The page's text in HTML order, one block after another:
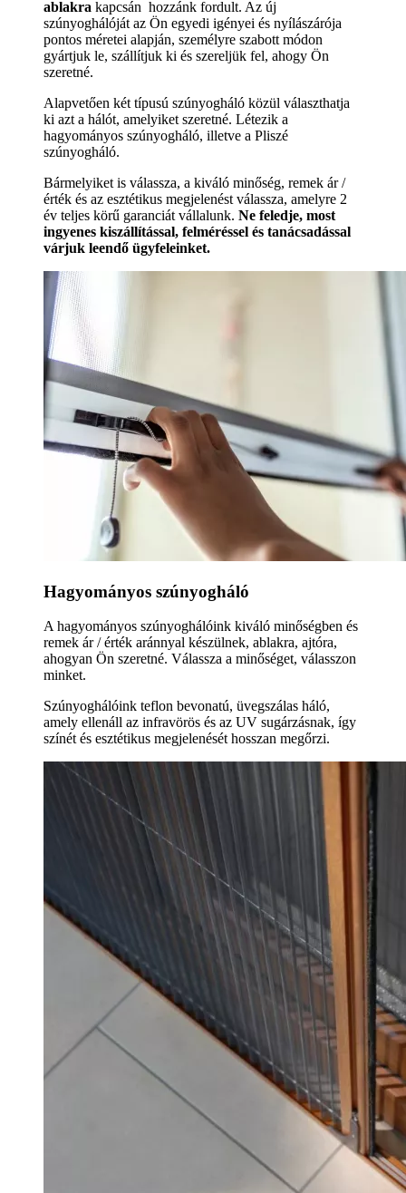
ablakra kapcsán hozzánk fordult. Az új
szúnyoghálóját az Ön egyedi igényei és nyílászárója
pontos méretei alapján, személyre szabott módon
gyártjuk le, szállítjuk ki és szereljük fel, ahogy Ön
szeretné.
Alapvetően két típusú szúnyogháló közül választhatja
ki azt a hálót, amelyiket szeretné. Létezik a
hagyományos szúnyogháló, illetve a Pliszé
szúnyogháló.
Bármelyiket is válassza, a kiváló minőség, remek ár /
érték és az esztétikus megjelenést válassza, amelyre 2
év teljes körű garanciát vállalunk. Ne feledje, most
ingyenes kiszállítással, felméréssel és tanácsadással
várjuk leendő ügyfeleinket.
Hagyományos szúnyogháló
A hagyományos szúnyoghálóink kiváló minőségben és
remek ár / érték aránnyal készülnek, ablakra, ajtóra,
ahogyan Ön szeretné. Válassza a minőséget, válasszon
minket.
Szúnyoghálóink teflon bevonatú, üvegszálas háló,
amely ellenáll az infravörös és az UV sugárzásnak, így
színét és esztétikus megjelenését hosszan megőrzi.